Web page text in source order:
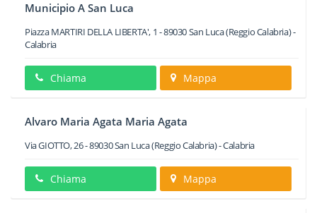
Municipio A San Luca
Piazza MARTIRI DELLA LIBERTA', 1 -89030San Luca(Reggio Calabria) -
Calabria
Chiama Mappa
Alvaro Maria Agata Maria Agata
Via GIOTTO, 26-89030San Luca(Reggio Calabria) -Calabria
Chiama Mappa